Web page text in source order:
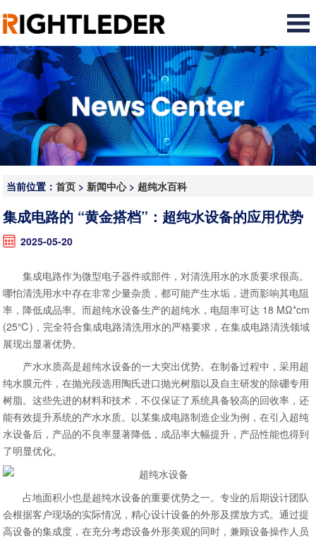
当前位置： 首页> 新闻中心> 超纯水百科
集成电路的 “黄金搭档”：超纯水设备的应用优势
2025-05-20
集成电路作为微型电子器件或部件，对清洗用水的水质要求很高。
哪怕清洗用水中存在非常少量杂质，都可能产生水垢，进而影响其电阻
率，降低成品率。而超纯水设备生产的超纯水，电阻率可达 18 MΩ*cm
(25℃)，完全符合集成电路清洗用水的严格要求，在集成电路清洗领域
展现出显著优势。​
产水水质高是超纯水设备的一大突出优势。在制备过程中，采用超
纯水膜元件，在抛光段选用陶氏进口抛光树脂以及自主研发的除硼专用
树脂。这些先进的材料和技术，不仅保证了系统具备较高的回收率，还
能有效提升系统的产水水质。以某集成电路制造企业为例，在引入超纯
水设备后，产品的不良率显著降低，成品率大幅提升，产品性能也得到
了明显优化。​
占地面积小也是超纯水设备的重要优势之一。专业的后期设计团队
会根据客户现场的实际情况，精心设计设备的外形及摆放方式。通过提
高设备的集成度，在充分考虑设备外形美观的同时，兼顾设备操作人员